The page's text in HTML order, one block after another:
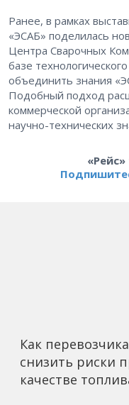
Ранее, в рамках
«ЭСАБ» поделилась
Центра Сварочных
базе
объединить знания
Подобный подход
коммерческой
научно-технических
Как
снизить риски
качестве